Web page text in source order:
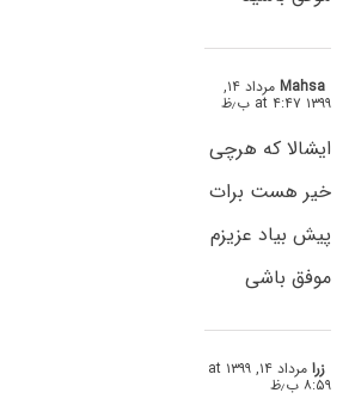
Mahsa مرداد ۱۴,
۱۳۹۹ at ۴:۴۷ ب٫ظ
ایشالا که هرچی
خیر هست برات
پیش بیاد عزیزم
موفق باشی
زرا مرداد ۱۴, ۱۳۹۹ at
۸:۵۹ ب٫ظ